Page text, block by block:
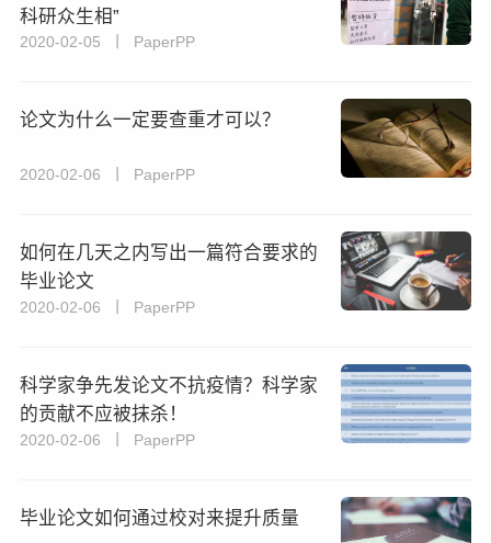
科研众生相”
2020-02-05 丨 PaperPP
论文为什么一定要查重才可以？
2020-02-06 丨 PaperPP
如何在几天之内写出一篇符合要求的
毕业论文
2020-02-06 丨 PaperPP
科学家争先发论文不抗疫情？科学家
的贡献不应被抹杀！
2020-02-06 丨 PaperPP
毕业论文如何通过校对来提升质量